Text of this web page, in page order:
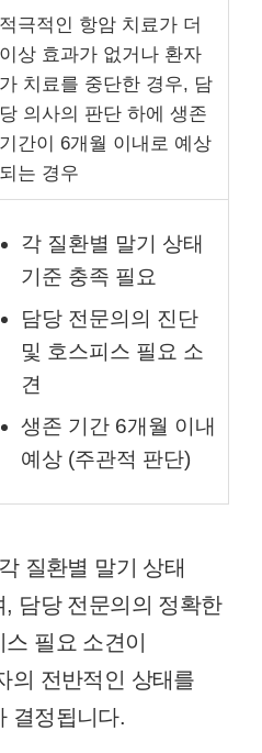
적극적인 항암 치료가 더
이상 효과가 없거나 환자
가 치료를 중단한 경우, 담
당 의사의 판단 하에 생존
기간이 6개월 이내로 예상
되는 경우
각 질환별 말기 상태
기준 충족 필요
담당 전문의의 진단
및 호스피스 필요 소
견
생존 기간 6개월 이내
예상 (주관적 판단)
질환별 말기 상태
담당 전문의의 정확한
필요 소견이
의 전반적인 상태를
결정됩니다.